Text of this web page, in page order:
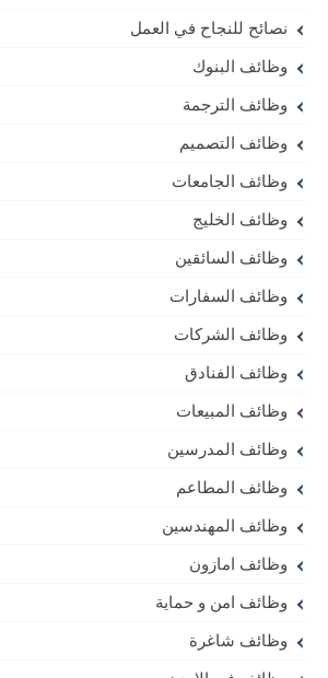
نصائح للنجاح في العمل
وظائف البنوك
وظائف الترجمة
وظائف التصميم
وظائف الجامعات
وظائف الخليج
وظائف السائقين
وظائف السفارات
وظائف الشركات
وظائف الفنادق
وظائف المبيعات
وظائف المدرسين
وظائف المطاعم
وظائف المهندسين
وظائف امازون
وظائف امن و حماية
وظائف شاغرة